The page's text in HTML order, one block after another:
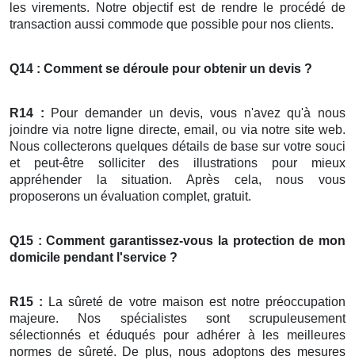
les virements. Notre objectif est de rendre le procédé de
transaction aussi commode que possible pour nos clients.
Q14 : Comment se déroule pour obtenir un devis ?
R14 : Pour demander un devis, vous n'avez qu'à nous
joindre via notre ligne directe, email, ou via notre site web.
Nous collecterons quelques détails de base sur votre souci
et peut-être solliciter des illustrations pour mieux
appréhender la situation. Après cela, nous vous
proposerons un évaluation complet, gratuit.
Q15 : Comment garantissez-vous la protection de mon
domicile pendant l'service ?
R15 : La sûreté de votre maison est notre préoccupation
majeure. Nos spécialistes sont scrupuleusement
sélectionnés et éduqués pour adhérer à les meilleures
normes de sûreté. De plus, nous adoptons des mesures